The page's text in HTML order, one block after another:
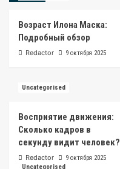
Возраст Илона Маска:
Подробный обзор
Redactor 9 октября 2025
Uncategorised
Восприятие движения:
Сколько кадров в
секунду видит человек?
Redactor 9 октября 2025
Uncategorised